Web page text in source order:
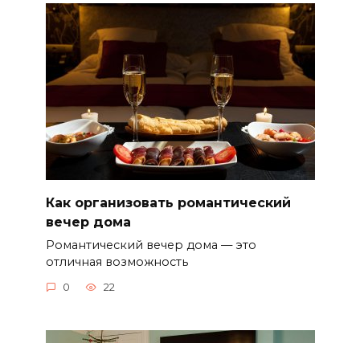
Как организовать романтический
вечер дома
Романтический вечер дома — это
отличная возможность
0 22